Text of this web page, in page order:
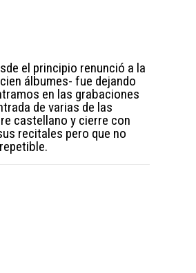
el principio renunció a la
álbumes- fue dejando
en las grabaciones
de varias de las
castellano y cierre con
recitales pero que no